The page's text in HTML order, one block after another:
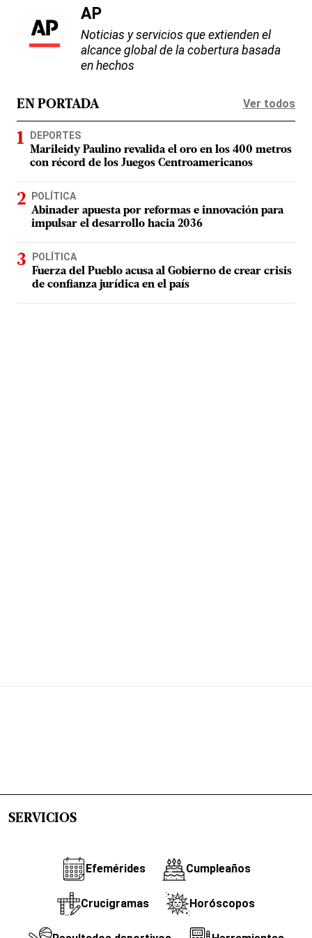
AP
Noticias y servicios que extienden el
alcance global de la cobertura basada
en hechos
EN PORTADA Ver todos
DEPORTES
Marileidy Paulino revalida el oro en los 400 metros
con récord de los Juegos Centroamericanos
POLÍTICA
Abinader apuesta por reformas e innovación para
impulsar el desarrollo hacia 2036
POLÍTICA
Fuerza del Pueblo acusa al Gobierno de crear crisis
de confianza jurídica en el país
SERVICIOS
Efemérides Cumpleaños
Crucigramas Horóscopos